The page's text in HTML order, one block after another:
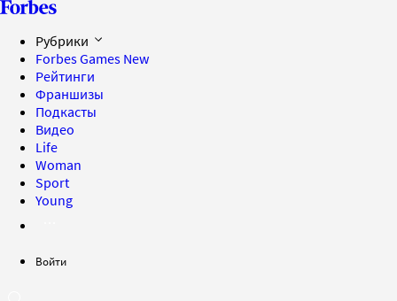
Рубрики
Forbes Games New
Рейтинги
Франшизы
Подкасты
Видео
Life
Woman
Sport
Young
Войти